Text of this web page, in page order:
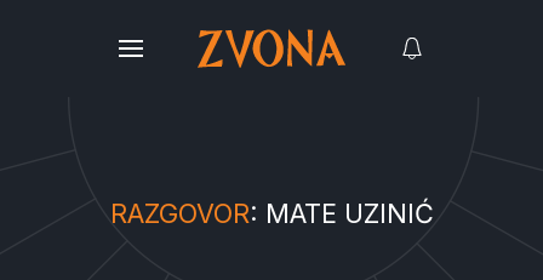
RAZGOVOR: MATE UZINIĆ